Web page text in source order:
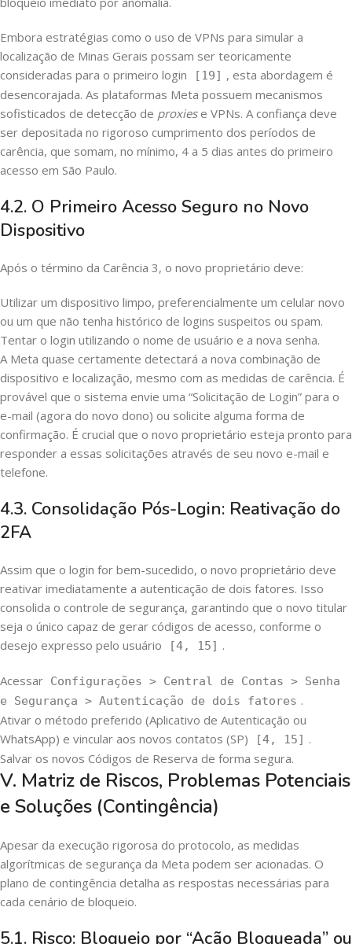
Embora estratégias como o uso de VPNs para simular a
localização de Minas Gerais possam ser teoricamente
consideradas para o primeiro login
[19] , esta abordagem é
desencorajada. As plataformas Meta possuem mecanismos
sofisticados de detecção de proxiese VPNs. A confiança deve
ser depositada no rigoroso cumprimento dos períodos de
carência, que somam, no mínimo, 4 a 5 dias antes do primeiro
acesso em São Paulo.
4.2. O Primeiro Acesso Seguro no Novo
Dispositivo
Após o término da Carência 3, o novo proprietário deve:
Utilizar um dispositivo limpo, preferencialmente um celular novo
ou um que não tenha histórico de logins suspeitos ou spam.
Tentar o login utilizando o nome de usuário e a nova senha.
A Meta quase certamente detectará a nova combinação de
dispositivo e localização, mesmo com as medidas de carência. É
provável que o sistema envie uma “Solicitação de Login” para o
e-mail (agora do novo dono) ou solicite alguma forma de
confirmação. É crucial que o novo proprietário esteja pronto para
responder a essas solicitações através de seu novo e-mail e
telefone.
4.3. Consolidação Pós-Login: Reativação do
2FA
Assim que o login for bem-sucedido, o novo proprietário deve
reativar imediatamente a autenticação de dois fatores. Isso
consolida o controle de segurança, garantindo que o novo titular
seja o único capaz de gerar códigos de acesso, conforme o
desejo expresso pelo usuário
[4, 15] .
Acessar Configurações > Central de Contas > Senha
e Segurança > Autenticação de dois fatores .
Ativar o método preferido (Aplicativo de Autenticação ou
WhatsApp) e vincular aos novos contatos (SP)
[4, 15] .
Salvar os novos Códigos de Reserva de forma segura.
V. Matriz de Riscos, Problemas Potenciais
e Soluções (Contingência)
Apesar da execução rigorosa do protocolo, as medidas
algorítmicas de segurança da Meta podem ser acionadas. O
plano de contingência detalha as respostas necessárias para
cada cenário de bloqueio.
5.1. Risco: Bloqueio por “Ação Bloqueada” ou